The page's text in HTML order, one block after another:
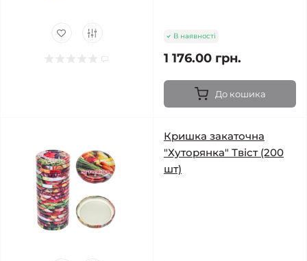
В наявності
1 176.00 грн.
До кошика
Кришка закаточна
"Хуторянка" Твіст (200
шт)